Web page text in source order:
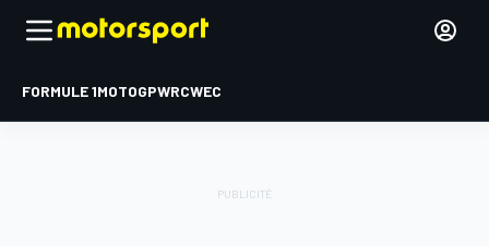
FORMULE 1MOTOGPWRCWEC